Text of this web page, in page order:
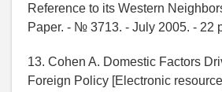
Reference to its Western
Paper. - № 3713. - July 2005. - 22
13. Cohen A. Domestic Factors
Foreign Policy [Electronic